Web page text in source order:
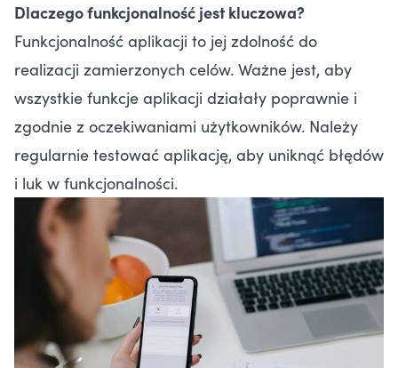
Dlaczego funkcjonalność jest kluczowa?
Funkcjonalność aplikacji to jej zdolność do
realizacji zamierzonych celów. Ważne jest, aby
wszystkie funkcje aplikacji działały poprawnie i
zgodnie z oczekiwaniami użytkowników. Należy
regularnie testować aplikację, aby uniknąć błędów
i luk w funkcjonalności.